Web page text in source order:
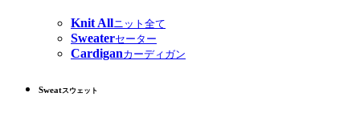
Knit Allニット全て
Sweaterセーター
Cardiganカーディガン
Sweatスウェット